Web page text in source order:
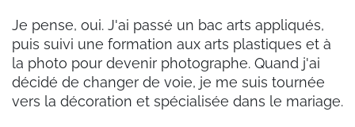
Je pense, oui. J'ai passé un bac arts appliqués,
puis suivi une formation aux arts plastiques et à
la photo pour devenir photographe. Quand j'ai
décidé de changer de voie, je me suis tournée
vers la décoration et spécialisée dans le mariage.